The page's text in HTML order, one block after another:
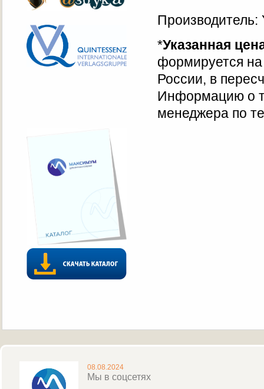
Производитель:
*Указанная
формируется на
России, в
Информацию о
менеджера по
08.08.2024
Мы в соцсетях